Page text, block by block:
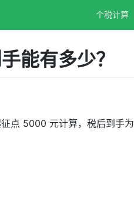
个税计算
能有多少？
点 5000 元计算，税后到手为